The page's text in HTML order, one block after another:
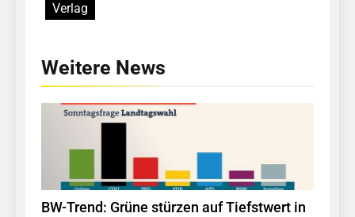
Verlag
Weitere News
BW-Trend: Grüne stürzen auf Tiefstwert in